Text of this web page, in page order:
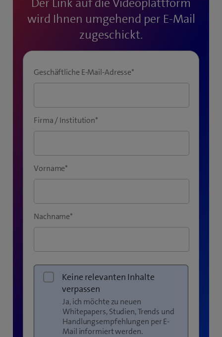
wird Ihnen umgehend per E-Mail
zugeschickt.
Geschäftliche E-Mail-Adresse*
Firma / Institution*
Vorname*
Nachname*
Keine relevanten Inhalte
verpassen
Ja, ich möchte zu neuen
Whitepapers, Studien, Trends und
Handlungsempfehlungen per E-
Mail informiert werden.